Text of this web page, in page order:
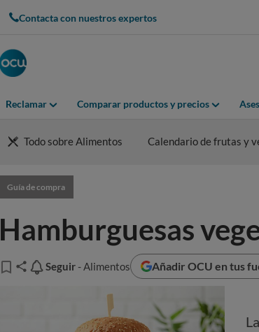
Contacta con nuestros expertos
Reclamar Comparar productos y precios
Todo sobre Alimentos Calendario de frutas y
Guía de compra
Hamburguesas
Seguir
Seguir - Alimentos Añadir OCU en tus